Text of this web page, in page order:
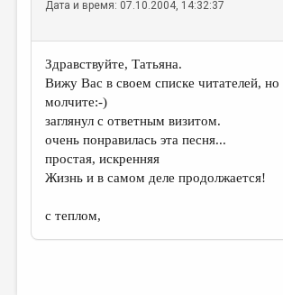
ВКОНТАКТЕ
Дата и время: 07.10.2004, 14:32:37
Здравствуйте, Татьяна.
Вижу Вас в своем списке читателей,
молчите:-)
заглянул с ответным визитом.
очень понравилась эта песня...
простая, искренняя
Жизнь и в самом деле продолжается!
с теплом,